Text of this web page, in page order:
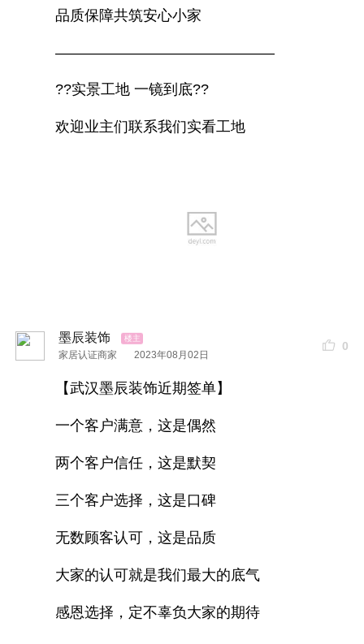
品质保障共筑安心小家
———————————————
??实景工地 一镜到底??
欢迎业主们联系我们实看工地
墨辰装饰
家居认证商家 2023年08月02日
0
【武汉墨辰装饰近期签单】
一个客户满意，这是偶然
两个客户信任，这是默契
三个客户选择，这是口碑
无数顾客认可，这是品质
大家的认可就是我们最大的底气
感恩选择，定不辜负大家的期待